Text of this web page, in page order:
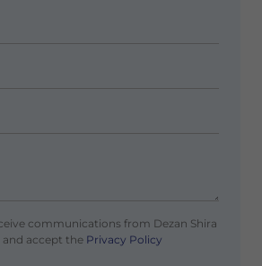
communications from Dezan Shira
and accept thePrivacy Policy